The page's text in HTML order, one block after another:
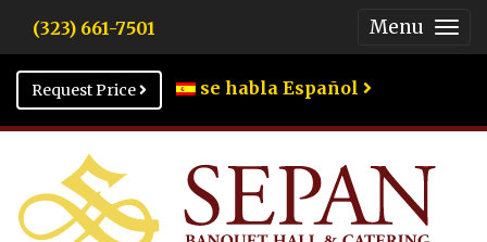
(323) 661-7501 Menu
Request Price
se habla Español